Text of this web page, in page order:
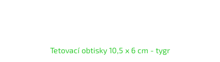
Tetovací obtisky 10,5 x 6 cm - tygr